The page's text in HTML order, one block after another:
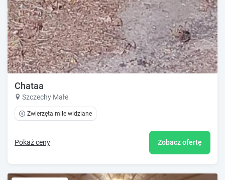
Chataa
Szczechy Małe
Zwierzęta mile widziane
Pokaż ceny Zobacz ofertę